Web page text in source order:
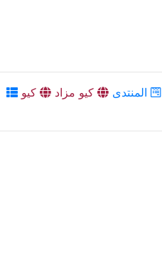
المنتدى كيو مزاد
كيو